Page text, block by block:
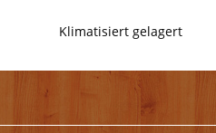
Klimatisiert gelagert